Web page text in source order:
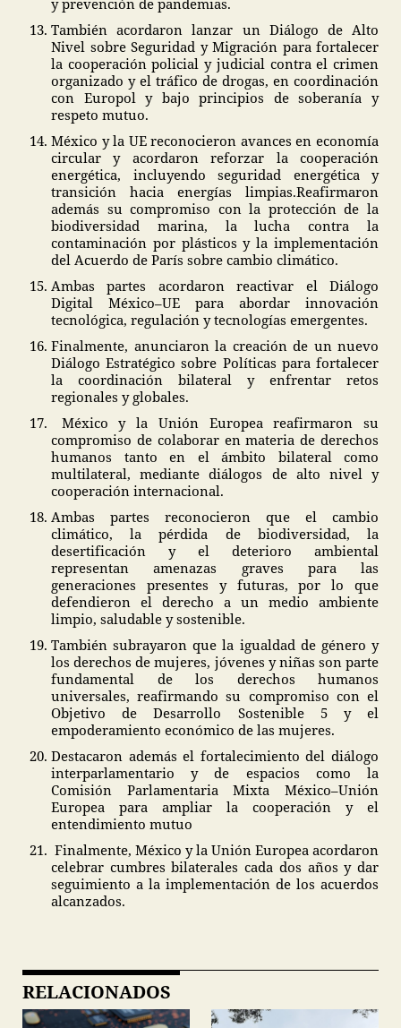
y prevención de pandemias.
También acordaron lanzar un Diálogo de Alto
Nivel sobre Seguridad y Migración para fortalecer
la cooperación policial y judicial contra el crimen
organizado y el tráfico de drogas, en coordinación
con Europol y bajo principios de soberanía y
respeto mutuo.
México y la UE reconocieron avances en economía
circular y acordaron reforzar la cooperación
energética, incluyendo seguridad energética y
transición hacia energías limpias.Reafirmaron
además su compromiso con la protección de la
biodiversidad marina, la lucha contra la
contaminación por plásticos y la implementación
del Acuerdo de París sobre cambio climático.
Ambas partes acordaron reactivar el Diálogo
Digital México–UE para abordar innovación
tecnológica, regulación y tecnologías emergentes.
Finalmente, anunciaron la creación de un nuevo
Diálogo Estratégico sobre Políticas para fortalecer
la coordinación bilateral y enfrentar retos
regionales y globales.
México y la Unión Europea reafirmaron su
compromiso de colaborar en materia de derechos
humanos tanto en el ámbito bilateral como
multilateral, mediante diálogos de alto nivel y
cooperación internacional.
Ambas partes reconocieron que el cambio
climático, la pérdida de biodiversidad, la
desertificación y el deterioro ambiental
representan amenazas graves para las
generaciones presentes y futuras, por lo que
defendieron el derecho a un medio ambiente
limpio, saludable y sostenible.
También subrayaron que la igualdad de género y
los derechos de mujeres, jóvenes y niñas son parte
fundamental de los derechos humanos
universales, reafirmando su compromiso con el
Objetivo de Desarrollo Sostenible 5 y el
empoderamiento económico de las mujeres.
Destacaron además el fortalecimiento del diálogo
interparlamentario y de espacios como la
Comisión Parlamentaria Mixta México–Unión
Europea para ampliar la cooperación y el
entendimiento mutuo
Finalmente, México y la Unión Europea acordaron
celebrar cumbres bilaterales cada dos años y dar
seguimiento a la implementación de los acuerdos
alcanzados.
RELACIONADOS